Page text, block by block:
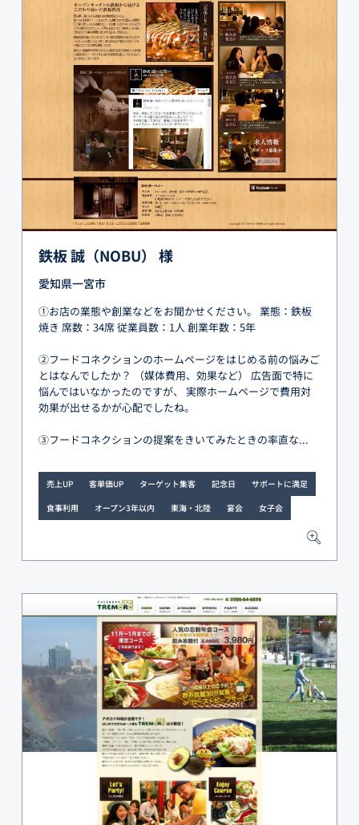
鉄板 誠（NOBU） 様
愛知県一宮市
①お店の業態や創業などをお聞かせください。 業態：鉄板
焼き 席数：34席 従業員数：1人 創業年数：5年
②フードコネクションのホームページをはじめる前の悩みご
とはなんでしたか？ （媒体費用、効果など） 広告面で特に
悩んではいなかったのですが、 実際ホームページで費用対
効果が出せるかが心配でしたね。
③フードコネクションの提案をきいてみたときの率直な...
売上UP 客単価UP ターゲット集客 記念日
サポートに満足
食事利用
オープン3年以内 東海・北陸 宴会 女子会